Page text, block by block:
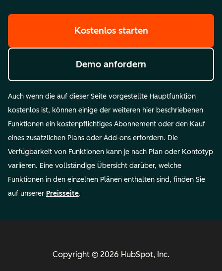
Kostenlos starten
Demo anfordern
Auch wenn die auf dieser Seite vorgestellte Hauptfunktion
kostenlos ist, können einige der weiteren hier beschriebenen
Funktionen ein kostenpflichtiges Abonnement oder den Kauf
eines zusätzlichen Plans oder Add-ons erfordern. Die
Verfügbarkeit von Funktionen kann je nach Plan oder Kontotyp
variieren. Eine vollständige Übersicht darüber, welche
Funktionen in den einzelnen Plänen enthalten sind, finden Sie
auf unserer Preisseite.
Copyright © 2026 HubSpot, Inc.